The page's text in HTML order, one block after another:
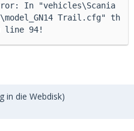
In "vehicles\Scania
Trail.cfg" th
line 94!
in die Webdisk)